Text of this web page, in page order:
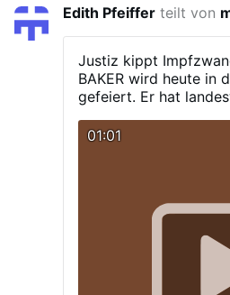
Edith Pfeiffer teilt von
Justiz kippt
BAKER wird heute in
gefeiert. Er hat
gestoppt. Mehrere
Gesundheitswesen
01:01